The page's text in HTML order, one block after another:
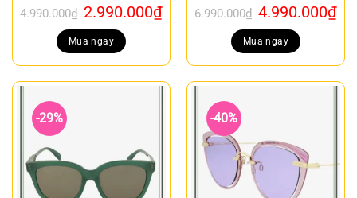
4.990.000₫ Giá
gốc
là:
4.990.000₫.
2.990.000₫Giá
là:
Mua ngay
6.990.000₫ Giá
gốc
là:
6.990.000₫.
4.990.000₫
là:
Mua ngay
-29% -40%